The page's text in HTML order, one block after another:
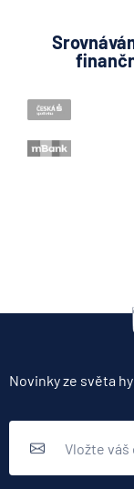
Novinky ze světa